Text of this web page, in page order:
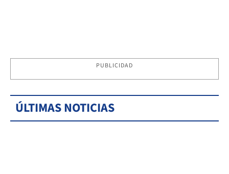
PUBLICIDAD
ÚLTIMAS NOTICIAS